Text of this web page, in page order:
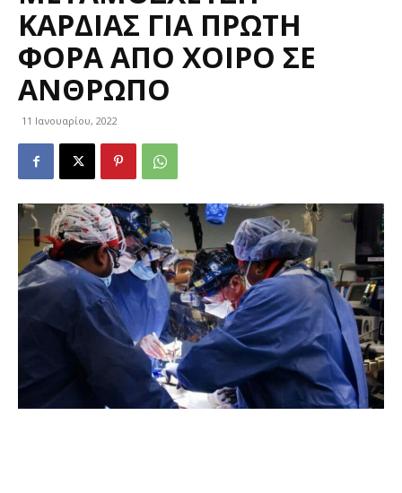
ΚΑΡΔΙΆΣ ΓΙΑ ΠΡΏΤΗ
ΦΟΡΆ ΑΠΌ ΧΟΊΡΟ ΣΕ
ΆΝΘΡΩΠΟ
11 Ιανουαρίου, 2022